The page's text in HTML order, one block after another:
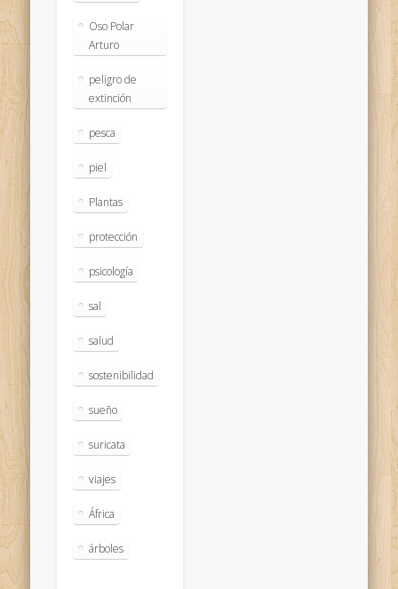
Oso Polar
Arturo
peligro de
extinción
pesca
piel
Plantas
protección
psicología
sal
salud
sostenibilidad
sueño
suricata
viajes
África
árboles